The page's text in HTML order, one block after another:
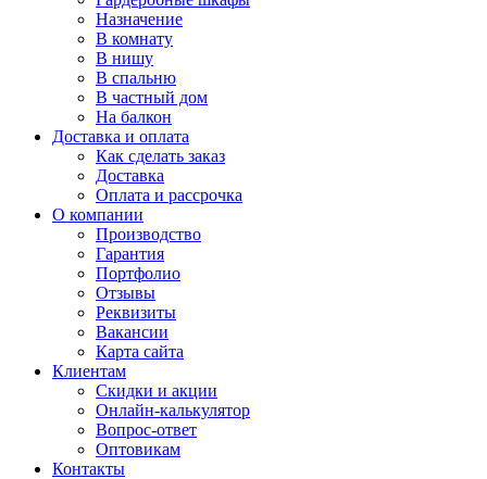
Назначение
В комнату
В нишу
В спальню
В частный дом
На балкон
Доставка и оплата
Как сделать заказ
Доставка
Оплата и рассрочка
О компании
Производство
Гарантия
Портфолио
Отзывы
Реквизиты
Вакансии
Карта сайта
Клиентам
Скидки и акции
Онлайн-калькулятор
Вопрос-ответ
Оптовикам
Контакты